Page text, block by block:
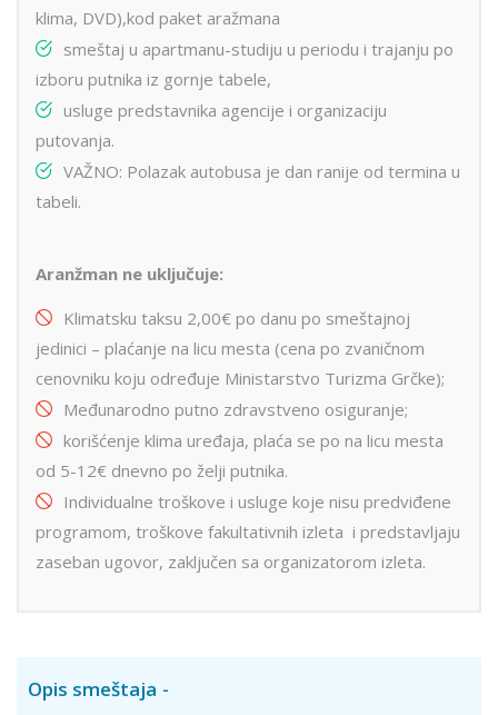
klima, DVD),kod paket aražmana
smeštaj u apartmanu-studiju u periodu i trajanju po
izboru putnika iz gornje tabele,
usluge predstavnika agencije i organizaciju
putovanja.
VAŽNO: Polazak autobusa je dan ranije od termina u
tabeli.
Aranžman ne uključuje:
Klimatsku taksu 2,00€ po danu po smeštajnoj
jedinici – plaćanje na licu mesta (cena po zvaničnom
cenovniku koju određuje Ministarstvo Turizma Grčke);
Međunarodno putno zdravstveno osiguranje;
korišćenje klima uređaja, plaća se po na licu mesta
od 5-12€ dnevno po želji putnika.
Individualne troškove i usluge koje nisu predviđene
programom, troškove fakultativnih izleta i predstavljaju
zaseban ugovor, zaključen sa organizatorom izleta.
Opis smeštaja